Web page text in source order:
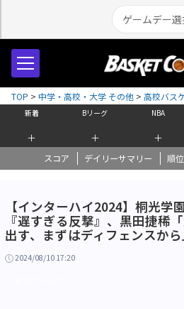
新着
＋
Bリーグ
＋
NBA
＋
スコア デイリーサマリー 順位
TOP > 中学・高校・大学 その他 > 高校バス
学園が東山に浴びせた『遅すぎる反撃』、
出す、まずはディフェンスから」
【インターハイ2024】桐光学
『遅すぎる反撃』、黒田捷稀
出す、まずはディフェンスから
2024/08/10 17:20